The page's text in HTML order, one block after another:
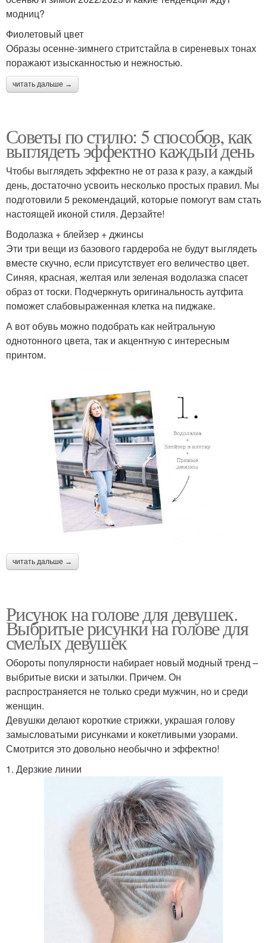
модниц?
Фиолетовый цвет
Образы осенне-зимнего стритстайла в сиреневых тонах
поражают изысканностью и нежностью.
читать дальше →
Советы по стилю: 5 способов, как
выглядеть эффектно каждый день
Чтобы выглядеть эффектно не от раза к разу, а каждый
день, достаточно усвоить несколько простых правил. Мы
подготовили 5 рекомендаций, которые помогут вам стать
настоящей иконой стиля. Дерзайте!
Водолазка + блейзер + джинсы
Эти три вещи из базового гардероба не будут выглядеть
вместе скучно, если присутствует его величество цвет.
Синяя, красная, желтая или зеленая водолазка спасет
образ от тоски. Подчеркнуть оригинальность аутфита
поможет слабовыраженная клетка на пиджаке.
А вот обувь можно подобрать как нейтральную
однотонного цвета, так и акцентную с интересным
принтом.
читать дальше →
Рисунок на голове для девушек.
Выбритые рисунки на голове для
смелых девушек
Обороты популярности набирает новый модный тренд –
выбритые виски и затылки. Причем. Он
распространяется не только среди мужчин, но и среди
женщин.
Девушки делают короткие стрижки, украшая голову
замысловатыми рисунками и кокетливыми узорами.
Смотрится это довольно необычно и эффектно!
1. Дерзкие линии